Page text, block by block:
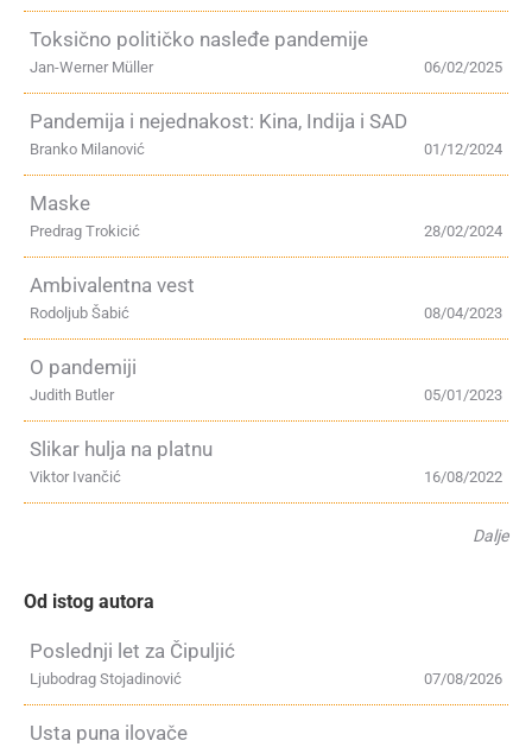
Toksično političko nasleđe pandemije
06/02/2025
Jan-Werner Müller
Pandemija i nejednakost: Kina, Indija i SAD
01/12/2024
Branko Milanović
Maske
28/02/2024
Predrag Trokicić
Ambivalentna vest
08/04/2023
Rodoljub Šabić
O pandemiji
05/01/2023
Judith Butler
Slikar hulja na platnu
16/08/2022
Viktor Ivančić
Dalje
Od istog autora
Poslednji let za Čipuljić
07/08/2026
Ljubodrag Stojadinović
Usta puna ilovače